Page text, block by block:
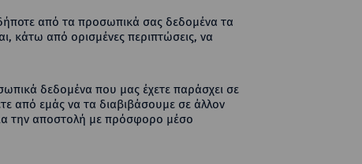
από τα προσωπικά σας δεδομένα τα
κάτω από ορισμένες περιπτώσεις, να
δεδομένα που μας έχετε παράσχει σε
από εμάς να τα διαβιβάσουμε σε άλλον
την αποστολή με πρόσφορο μέσο